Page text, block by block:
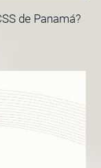
de Panamá?